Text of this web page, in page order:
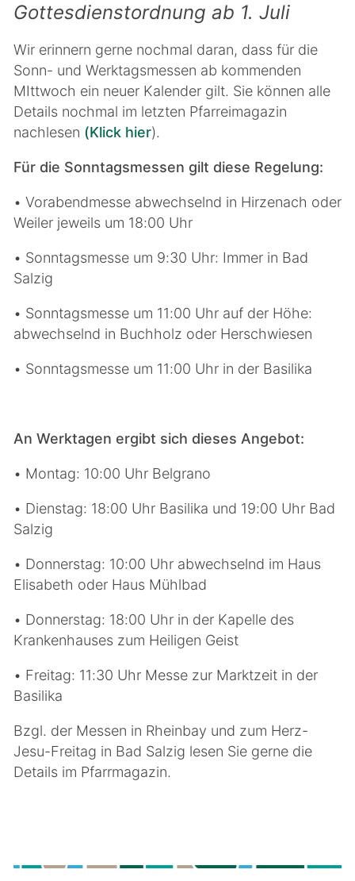
Gottesdienstordnung ab 1. Juli
Wir erinnern gerne nochmal daran, dass für die
Sonn- und Werktagsmessen ab kommenden
MIttwoch ein neuer Kalender gilt. Sie können alle
Details nochmal im letzten Pfarreimagazin
nachlesen (Klick hier).
Für die Sonntagsmessen gilt diese Regelung:
• Vorabendmesse abwechselnd in Hirzenach oder
Weiler jeweils um 18:00 Uhr
• Sonntagsmesse um 9:30 Uhr: Immer in Bad
Salzig
• Sonntagsmesse um 11:00 Uhr auf der Höhe:
abwechselnd in Buchholz oder Herschwiesen
• Sonntagsmesse um 11:00 Uhr in der Basilika
An Werktagen ergibt sich dieses Angebot:
• Montag: 10:00 Uhr Belgrano
• Dienstag: 18:00 Uhr Basilika und 19:00 Uhr Bad
Salzig
• Donnerstag: 10:00 Uhr abwechselnd im Haus
Elisabeth oder Haus Mühlbad
• Donnerstag: 18:00 Uhr in der Kapelle des
Krankenhauses zum Heiligen Geist
• Freitag: 11:30 Uhr Messe zur Marktzeit in der
Basilika
Bzgl. der Messen in Rheinbay und zum Herz-
Jesu-Freitag in Bad Salzig lesen Sie gerne die
Details im Pfarrmagazin.